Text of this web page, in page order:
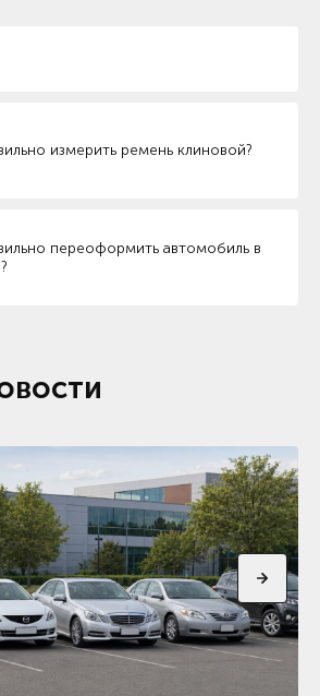
измерить ремень клиновой?
переоформить автомобиль в